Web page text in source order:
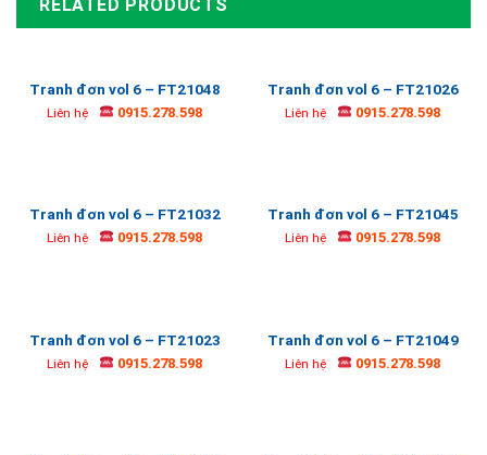
RELATED PRODUCTS
Tranh đơn vol 6 – FT21048
Liên hệ 0915.278.598
Tranh đơn vol 6 – FT21026
Liên hệ 0915.278.598
Tranh đơn vol 6 – FT21032
Liên hệ 0915.278.598
Tranh đơn vol 6 – FT21045
Liên hệ 0915.278.598
Tranh đơn vol 6 – FT21023
Liên hệ 0915.278.598
Tranh đơn vol 6 – FT21049
Liên hệ 0915.278.598